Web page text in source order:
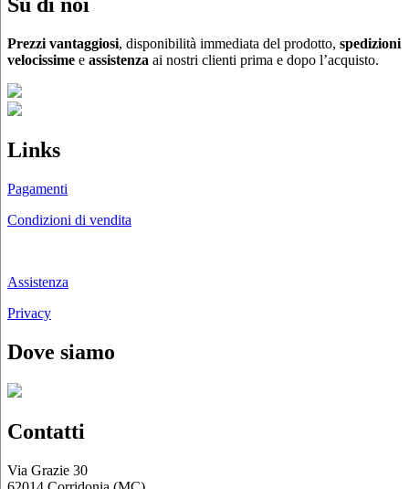
Le
possono
essere
Su di noi
Prezzi vantaggiosi, disponibilità immediata del prodotto, spedizioni
velocissime e assistenza ai nostri clienti prima e dopo l’acquisto.
Links
Pagamenti
Condizioni di vendita
Assistenza
Privacy
Dove siamo
Contatti
Via Grazie 30